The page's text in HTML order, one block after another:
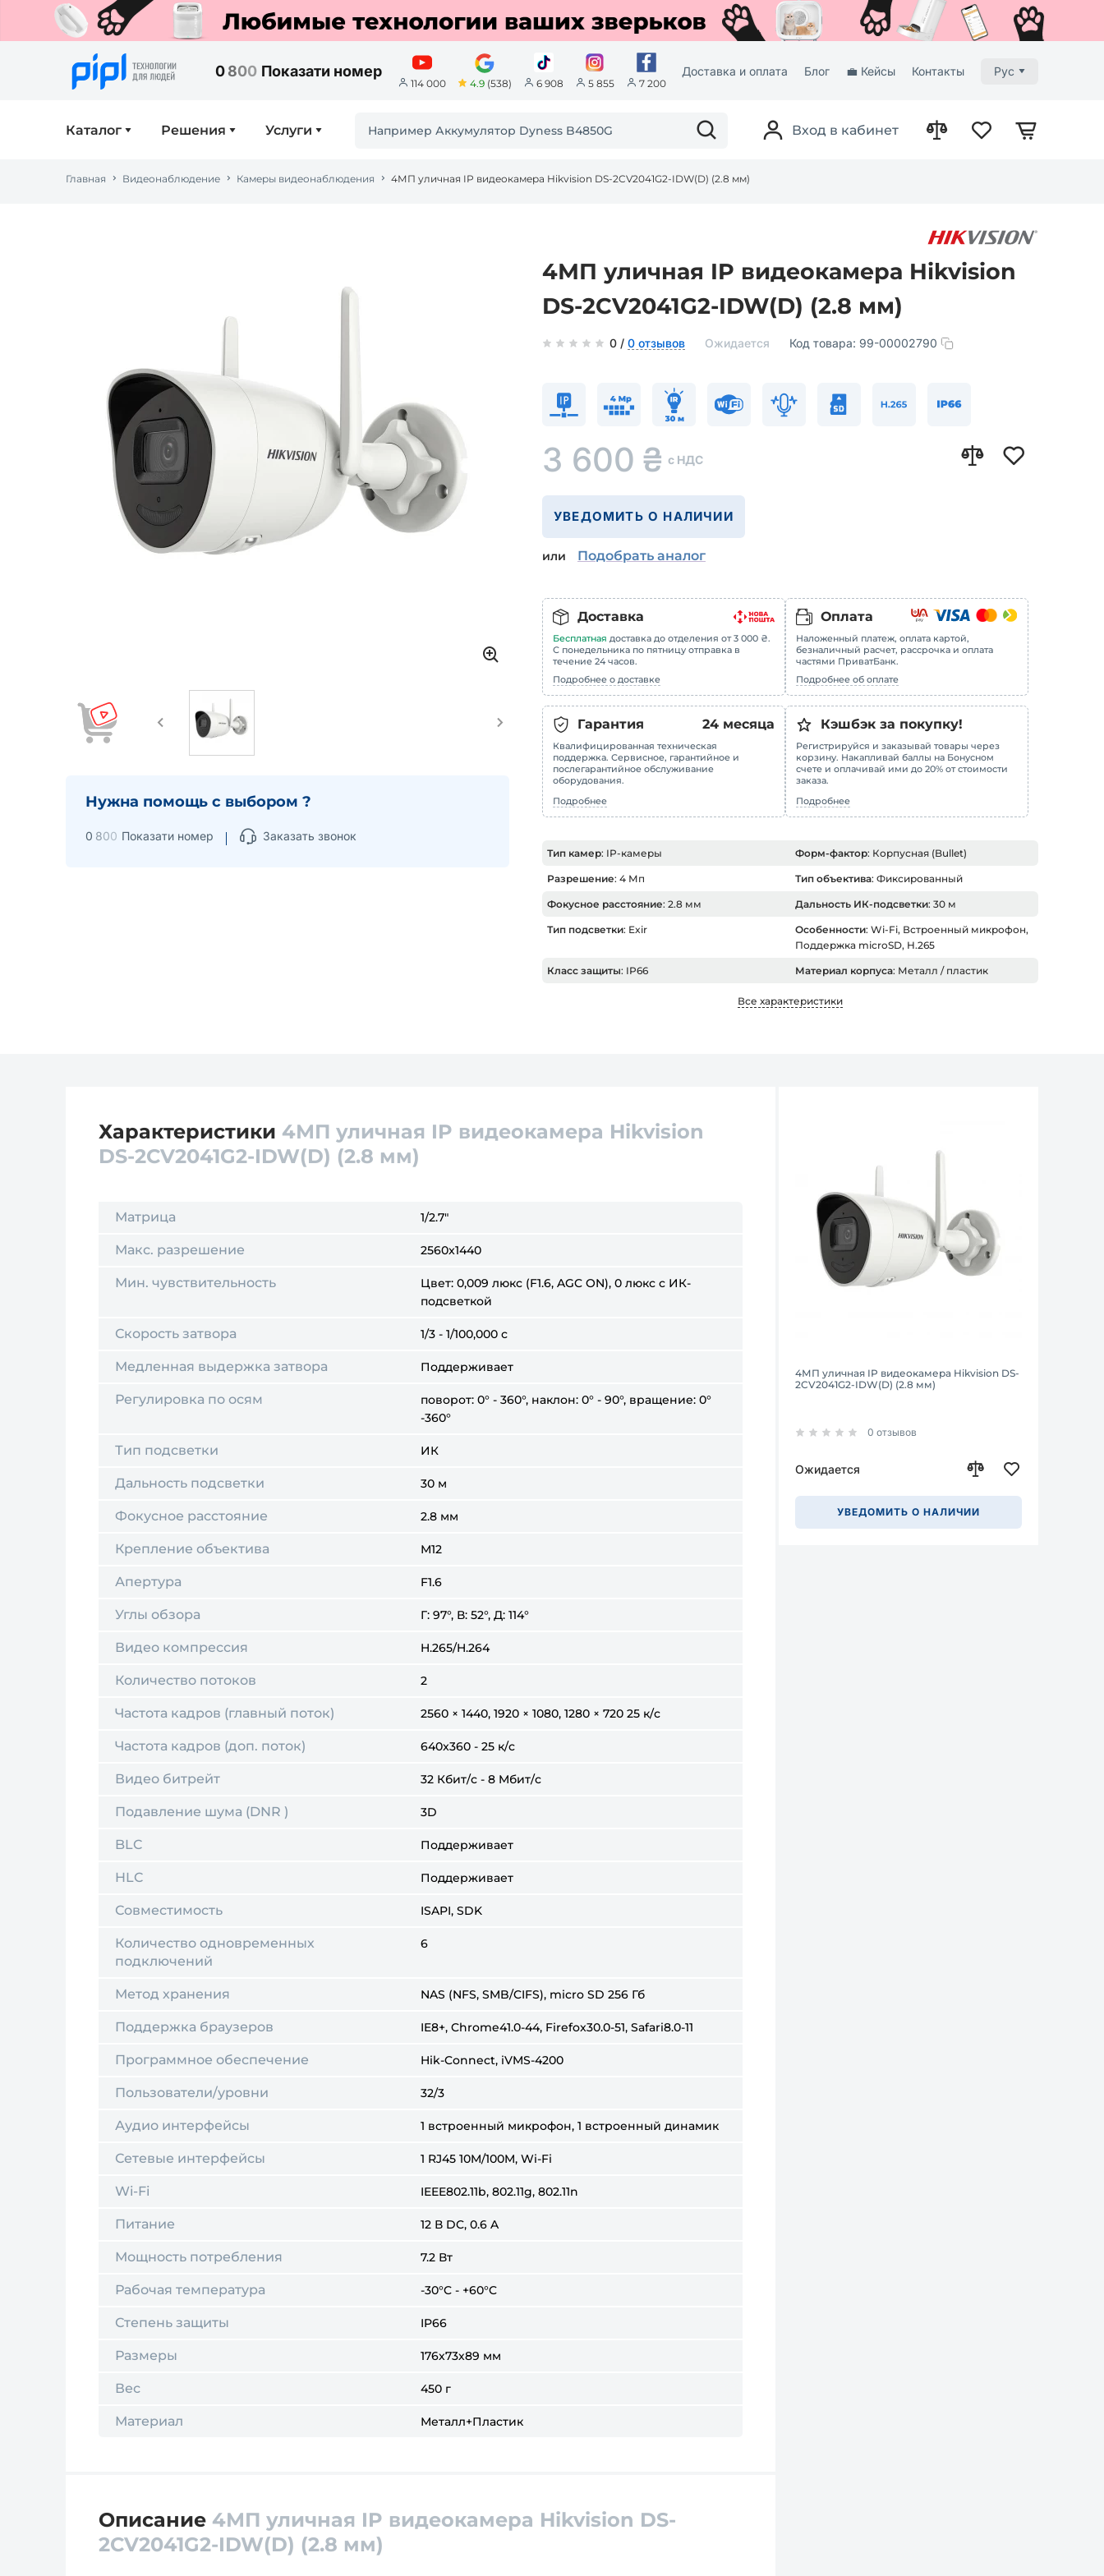
0800 Показати номер
114 000 4.9 (538) 6 908 5 855 7 200
Доставка и оплата Блог 💼 Кейсы Контакты Рус
Каталог Решения Услуги Вход в кабинет
Главная Видеонаблюдение Камеры видеонаблюдения 4МП уличная IP видеокамера Hikvision DS-2CV2041G2-IDW(D) (2.8 мм)
Нужна помощь с выбором ?
0 800 Показати номер Заказать звонок
4МП уличная IP видеокамера Hikvision
DS-2CV2041G2-IDW(D) (2.8 мм)
0 / 0 отзывов Ожидается Код товара: 99-00002790
3 600 ₴ с НДС
УВЕДОМИТЬ О НАЛИЧИИ
или Подобрать аналог
Доставка
Бесплатная доставка до отделения от 3 000 ₴.
С понедельника по пятницу отправка в
течение 24 часов.
Подробнее о доставке
Оплата
Наложенный платеж, оплата картой,
безналичный расчет, рассрочка и оплата
частями ПриватБанк.
Подробнее об оплате
Гарантия 24 месяца
Квалифицированная техническая
поддержка. Сервисное, гарантийное и
послегарантийное обслуживание
оборудования.
Подробнее
Кэшбэк за покупку!
Регистрируйся и заказывай товары через
корзину. Накапливай баллы на Бонусном
счете и оплачивай ими до 20% от стоимости
заказа.
Подробнее
Тип камер: IP-камеры Форм-фактор: Корпусная (Bullet)
Разрешение: 4 Мп Тип объектива: Фиксированный
Фокусное расстояние: 2.8 мм Дальность ИК-подсветки: 30 м
Тип подсветки: Exir Особенности: Wi-Fi, Встроенный микрофон,
Поддержка microSD, H.265
Класс защиты: IP66 Материал корпуса: Металл / пластик
Все характеристики
Характеристики 4МП уличная IP видеокамера Hikvision
DS-2CV2041G2-IDW(D) (2.8 мм)
Матрица 1/2.7"
Макс. разрешение 2560x1440
Мин. чувствительность
Цвет: 0,009 люкс (F1.6, AGC ON), 0 люкс с ИК-
подсветкой
Скорость затвора 1/3 - 1/100,000 с
Медленная выдержка затвора Поддерживает
Регулировка по осям
поворот: 0° - 360°, наклон: 0° - 90°, вращение: 0°
-360°
Тип подсветки ИК
Дальность подсветки 30 м
Фокусное расстояние 2.8 мм
Крепление объектива М12
Апертура F1.6
Углы обзора Г: 97°, В: 52°, Д: 114°
Видео компрессия H.265/H.264
Количество потоков 2
Частота кадров (главный поток) 2560 × 1440, 1920 × 1080, 1280 × 720 25 к/с
Частота кадров (доп. поток) 640x360 - 25 к/с
Видео битрейт 32 Кбит/с - 8 Mбит/с
Подавление шума (DNR ) 3D
BLC Поддерживает
HLC Поддерживает
Совместимость ISAPI, SDK
Количество одновременных
подключений
6
Метод хранения NAS (NFS, SMB/CIFS), micro SD 256 Гб
Поддержка браузеров IE8+, Chrome41.0-44, Firefox30.0-51, Safari8.0-11
Программное обеспечение Hik-Connect, iVMS-4200
Пользователи/уровни 32/3
Аудио интерфейсы 1 встроенный микрофон, 1 встроенный динамик
Сетевые интерфейсы 1 RJ45 10M/100M, Wi-Fi
Wi-Fi IEEE802.11b, 802.11g, 802.11n
Питание 12 В DC, 0.6 A
Мощность потребления 7.2 Вт
Рабочая температура -30°C - +60°C
Степень защиты IP66
Размеры 176х73х89 мм
Вес 450 г
Материал Металл+Пластик
Описание 4МП уличная IP видеокамера Hikvision DS-
2CV2041G2-IDW(D) (2.8 мм)
4МП уличная IP видеокамера Hikvision DS-
2CV2041G2-IDW(D) (2.8 мм)
0 отзывов
Ожидается
УВЕДОМИТЬ О НАЛИЧИИ